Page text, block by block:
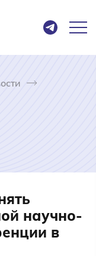
научно-
в